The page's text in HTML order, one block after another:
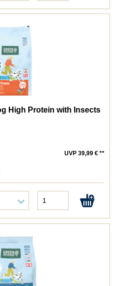
High Protein with Insects
UVP 39,99 € **